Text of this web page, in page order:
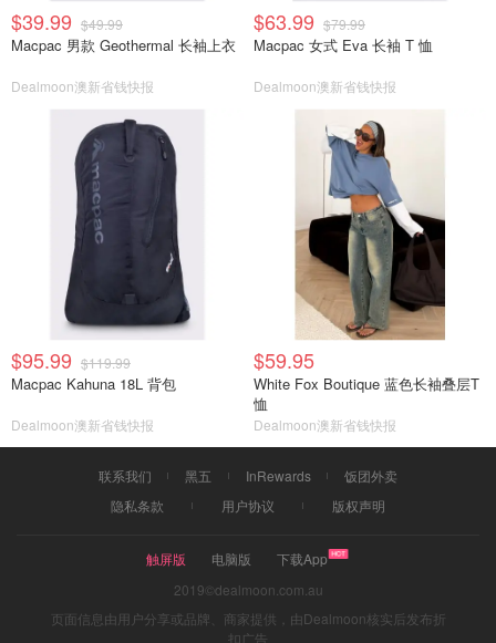
$39.99 $49.99
Macpac 男款 Geothermal 长袖上衣
Dealmoon澳新省钱快报
$63.99 $79.99
Macpac 女式 Eva 长袖 T 恤
Dealmoon澳新省钱快报
$95.99 $119.99
Macpac Kahuna 18L 背包
Dealmoon澳新省钱快报
$59.95
White Fox Boutique 蓝色长袖叠层T
恤
Dealmoon澳新省钱快报
联系我们 黑五 InRewards
饭团外卖
隐私条款
用户协议 版权声明
触屏版 电脑版
下载App
2019©dealmoon.com.au
页面信息由用户分享或品牌、商家提供，由Dealmoon核实后发布折
扣广告